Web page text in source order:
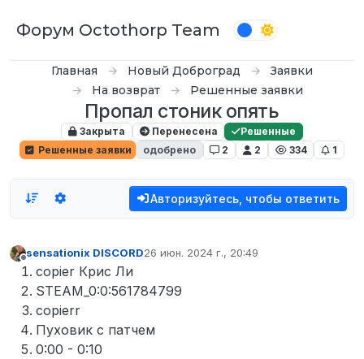
Форум Octothorp Team
Главная Новый Доброград
Заявки
На возврат
Решенные заявки
Пропал стоник опять
Закрыта Перенесена
Решенные
Решенные заявки
одобрено 2 2 334 1
Авторизуйтесь, чтобы ответить
Не в сети
sensationix DISCORD26 июн. 2024 г., 20:49
отредактировано
copier Крис Ли
STEAM_0:0:561784799
copierr
Пуховик с патчем
0:00 - 0:10